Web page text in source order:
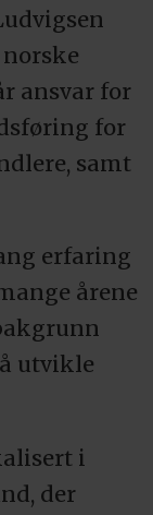
ansvar for
for
samt
erfaring
årene
utvikle
i
der